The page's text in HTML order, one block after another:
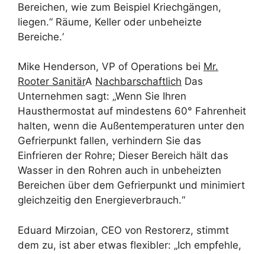
Bereichen, wie zum Beispiel Kriechgängen,
liegen.“ Räume, Keller oder unbeheizte
Bereiche.‘
Mike Henderson, VP of Operations bei Mr.
Rooter SanitärA Nachbarschaftlich Das
Unternehmen sagt: „Wenn Sie Ihren
Hausthermostat auf mindestens 60° Fahrenheit
halten, wenn die Außentemperaturen unter den
Gefrierpunkt fallen, verhindern Sie das
Einfrieren der Rohre; Dieser Bereich hält das
Wasser in den Rohren auch in unbeheizten
Bereichen über dem Gefrierpunkt und minimiert
gleichzeitig den Energieverbrauch.“
Eduard Mirzoian, CEO von Restorerz, stimmt
dem zu, ist aber etwas flexibler: „Ich empfehle,